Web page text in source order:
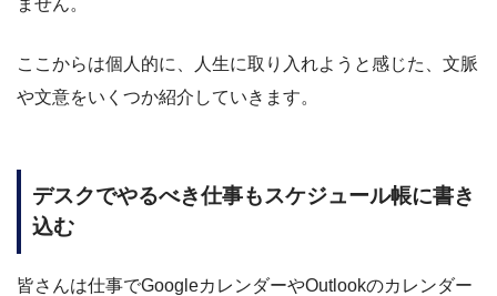
ません。
ここからは個人的に、人生に取り入れようと感じた、文脈
や文意をいくつか紹介していきます。
デスクでやるべき仕事もスケジュール帳に書き
込む
皆さんは仕事でGoogleカレンダーやOutlookのカレンダー